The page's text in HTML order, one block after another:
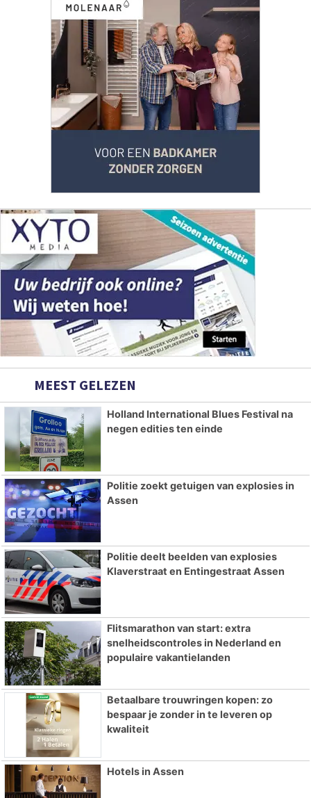
MEEST GELEZEN
Holland International Blues Festival na
negen edities ten einde
Politie zoekt getuigen van explosies in
Assen
Politie deelt beelden van explosies
Klaverstraat en Entingestraat Assen
Flitsmarathon van start: extra
snelheidscontroles in Nederland en
populaire vakantielanden
Betaalbare trouwringen kopen: zo
bespaar je zonder in te leveren op
kwaliteit
Hotels in Assen